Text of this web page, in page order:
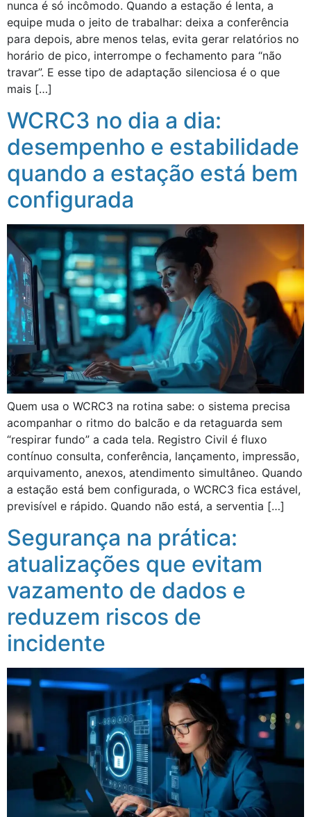
nunca é só incômodo. Quando a estação é lenta, a
equipe muda o jeito de trabalhar: deixa a conferência
para depois, abre menos telas, evita gerar relatórios no
horário de pico, interrompe o fechamento para “não
travar”. E esse tipo de adaptação silenciosa é o que
mais […]
WCRC3 no dia a dia:
desempenho e estabilidade
quando a estação está bem
configurada
Quem usa o WCRC3 na rotina sabe: o sistema precisa
acompanhar o ritmo do balcão e da retaguarda sem
“respirar fundo” a cada tela. Registro Civil é fluxo
contínuo consulta, conferência, lançamento, impressão,
arquivamento, anexos, atendimento simultâneo. Quando
a estação está bem configurada, o WCRC3 fica estável,
previsível e rápido. Quando não está, a serventia […]
Segurança na prática:
atualizações que evitam
vazamento de dados e
reduzem riscos de
incidente